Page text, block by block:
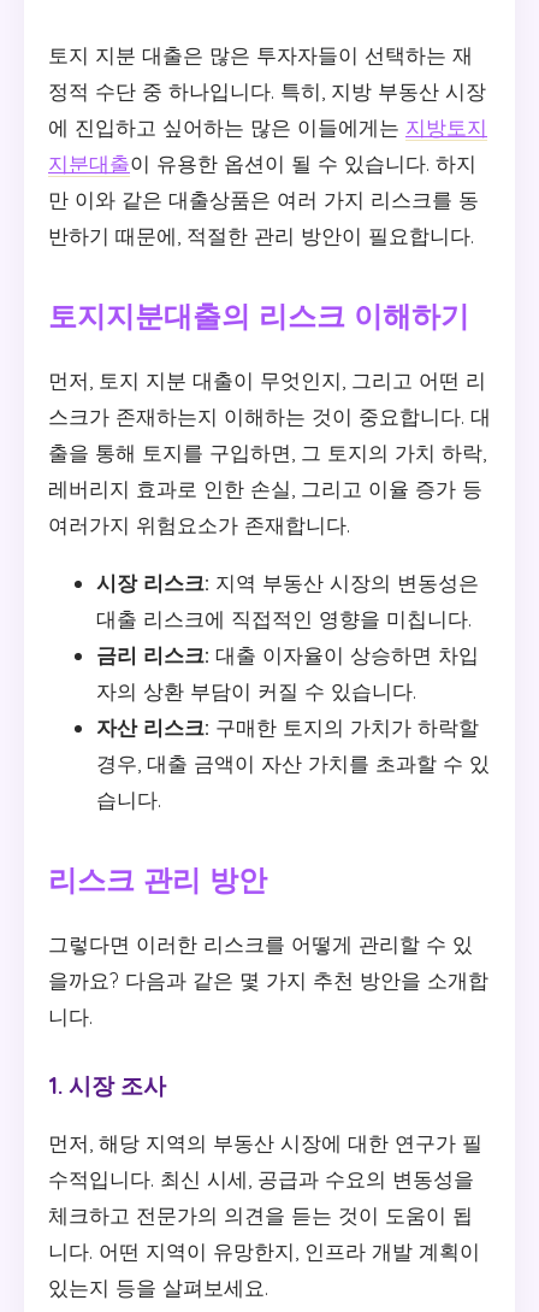
토지 지분 대출은 많은 투자자들이 선택하는 재
정적 수단 중 하나입니다. 특히, 지방 부동산 시장
에 진입하고 싶어하는 많은 이들에게는 지방토지
지분대출이 유용한 옵션이 될 수 있습니다. 하지
만 이와 같은 대출상품은 여러 가지 리스크를 동
반하기 때문에, 적절한 관리 방안이 필요합니다.
토지지분대출의 리스크 이해하기
먼저, 토지 지분 대출이 무엇인지, 그리고 어떤 리
스크가 존재하는지 이해하는 것이 중요합니다. 대
출을 통해 토지를 구입하면, 그 토지의 가치 하락,
레버리지 효과로 인한 손실, 그리고 이율 증가 등
여러가지 위험요소가 존재합니다.
시장 리스크: 지역 부동산 시장의 변동성은
대출 리스크에 직접적인 영향을 미칩니다.
금리 리스크: 대출 이자율이 상승하면 차입
자의 상환 부담이 커질 수 있습니다.
자산 리스크: 구매한 토지의 가치가 하락할
경우, 대출 금액이 자산 가치를 초과할 수 있
습니다.
리스크 관리 방안
그렇다면 이러한 리스크를 어떻게 관리할 수 있
을까요? 다음과 같은 몇 가지 추천 방안을 소개합
니다.
1. 시장 조사
먼저, 해당 지역의 부동산 시장에 대한 연구가 필
수적입니다. 최신 시세, 공급과 수요의 변동성을
체크하고 전문가의 의견을 듣는 것이 도움이 됩
니다. 어떤 지역이 유망한지, 인프라 개발 계획이
있는지 등을 살펴보세요.